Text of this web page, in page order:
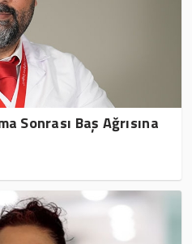
Sonrası Baş Ağrısına